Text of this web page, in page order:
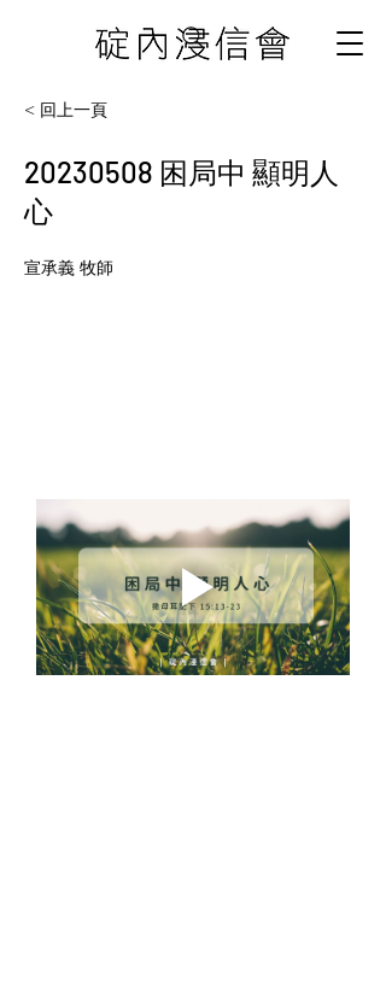
< 回上一頁
20230508 困局中 顯明人
心
宣承義 牧師